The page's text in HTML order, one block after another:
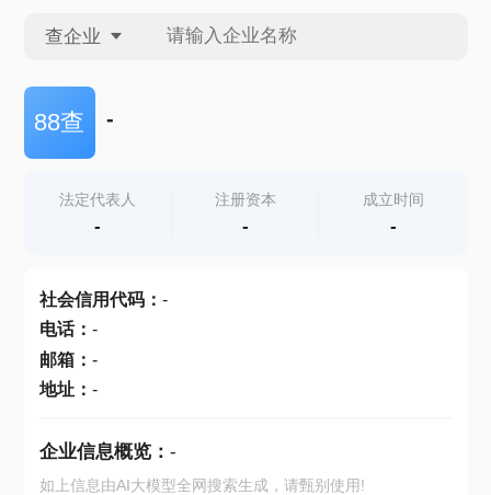
查企业
查企业
查产地
88查 -
法定代表人
-
注册资本
-
成立时间
-
社会信用代码： -
电话： -
邮箱： -
地址： -
企业信息概览： -
如上信息由AI大模型全网搜索生成，请甄别使用!